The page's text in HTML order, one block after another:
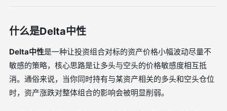
什么是Delta中性
Delta中性是一种让投资组合对标的资产价格小幅波动尽量不
敏感的策略，核心思路是让多头与空头的价格敏感度相互抵
消。通俗来说，当你同时持有与某资产相关的多头和空头仓位
时，资产涨跌对整体组合的影响会被明显削弱。